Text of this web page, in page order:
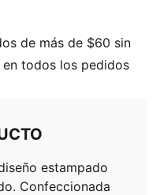
los días, respaldado
de más de $60 sin
todos los pedidos
estampado
Confeccionada